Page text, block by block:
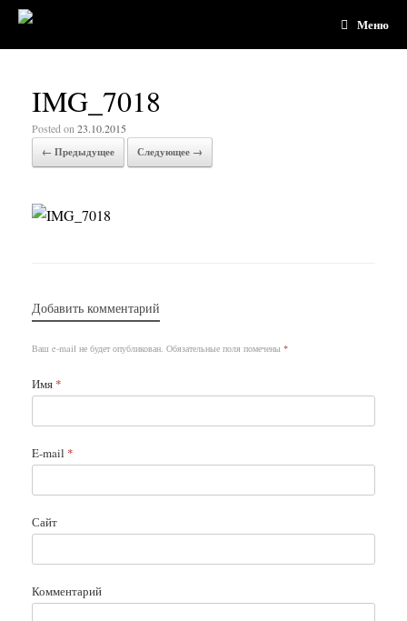
Меню
IMG_7018
Posted on 23.10.2015
← Предыдущее
Следующее →
Добавить комментарий
Ваш e-mail не будет опубликован. Обязательные поля помечены *
Имя *
E-mail *
Сайт
Комментарий